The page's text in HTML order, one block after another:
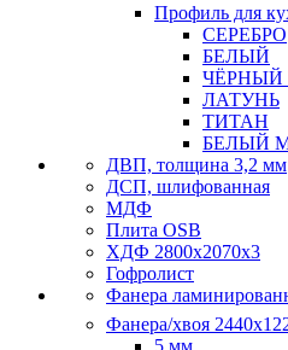
Профиль для
СЕРЕБРО
БЕЛЫЙ
ЧЁРНЫЙ
ЛАТУНЬ
ТИТАН
БЕЛЫЙ
ДВП, толщина 3,2 мм
ДСП, шлифованная
МДФ
Плита OSB
ХДФ 2800х2070х3
Гофролист
Фанера
Фанера/хвоя
5 мм